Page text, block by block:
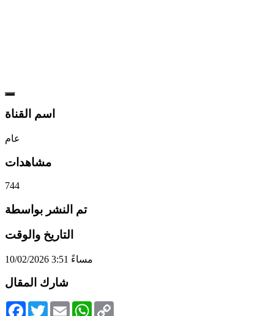
اسم القناة
عام
مشاهدات
744
تم النشر بواسطة
التاريخ والوقت
10/02/2026 3:51 مساءً
شارك المقال
Facebook
TwitterEmail WhatsApp